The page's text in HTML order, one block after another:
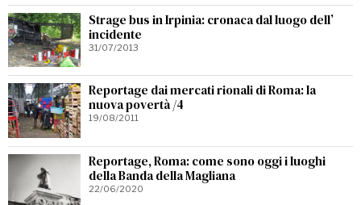
Strage bus in Irpinia: cronaca dal luogo dell’
incidente
31/07/2013
Reportage dai mercati rionali di Roma: la
nuova povertà /4
19/08/2011
Reportage, Roma: come sono oggi i luoghi
della Banda della Magliana
22/06/2020